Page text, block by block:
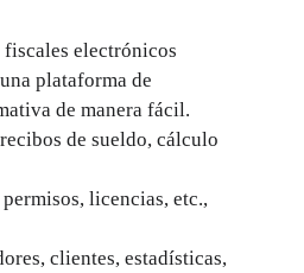
electrónicos
plataforma de
de manera fácil.
de sueldo, cálculo
licencias, etc.,
clientes, estadísticas,